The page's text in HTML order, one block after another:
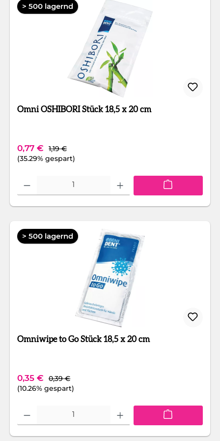
> 500 lagernd
Omni OSHIBORI Stück 18,5 x 20 cm
Verkaufspreis:
0,77 € Regulärer Preis:
1,19 €
(35.29% gespart)
Produkt Anzahl: Gib den gewünschten Wert ein oder benutze die
> 500 lagernd
Omniwipe to Go Stück 18,5 x 20 cm
Verkaufspreis:
0,35 € Regulärer Preis:
0,39 €
(10.26% gespart)
Produkt Anzahl: Gib den gewünschten Wert ein oder benutze die